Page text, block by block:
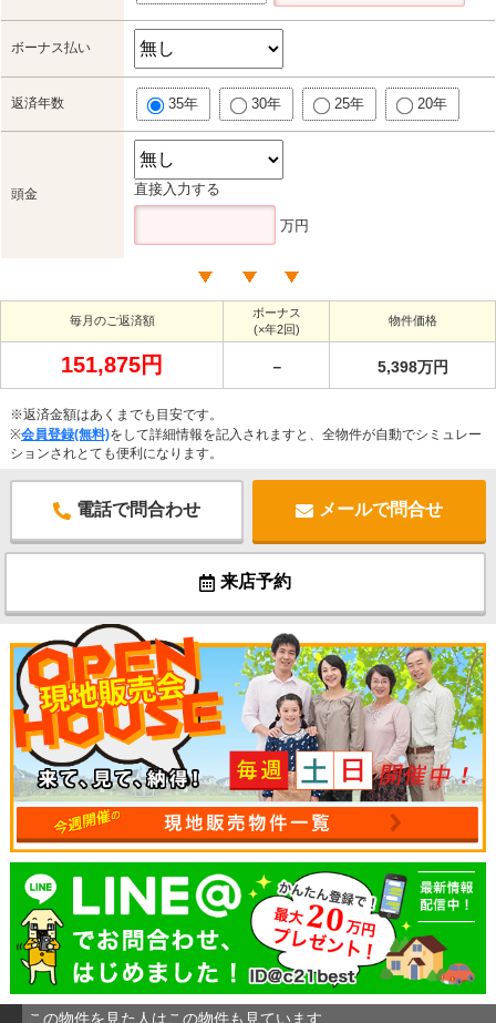
ボーナス払い
返済年数 35年 30年 25年 20年
頭金 直接入力する
万円
毎月のご返済額
ボーナス
(×年2回)
物件価格
151,875円 － 5,398万円
※返済金額はあくまでも目安です。
※会員登録(無料)をして詳細情報を記入されますと、全物件が自動でシミュレー
ションされとても便利になります。
電話で問合わせ メールで問合せ
来店予約
この物件を見た人はこの物件も見ています